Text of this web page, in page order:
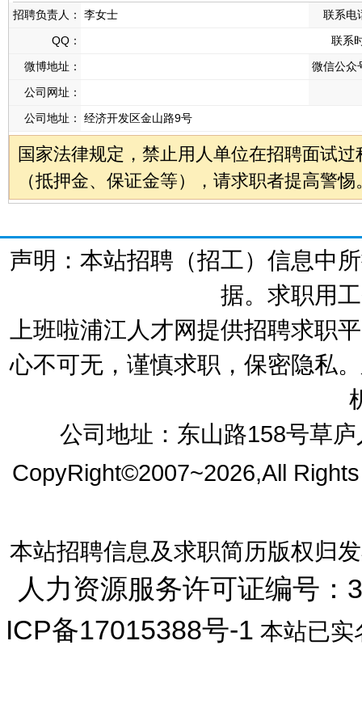
招聘负责人： 李女士
联系电
QQ：
联系
微博地址：
微信公众
公司网址：
公司地址：
经济开发区金山路9号
国家法律规定，禁止用人单位在招聘面试
（抵押金、保证金等），请求职者提高警惕
声明：本站招聘（招工）信息中
据。求职用
上班啦浦江人才网提供招聘求职
心不可无，谨慎求职，保密隐私
公司地址：东山路158号草
CopyRight©2007~2026,All
本站招聘信息及求职简历版权归
人力资源服务许可证编号
ICP备17015388号-1 本站已